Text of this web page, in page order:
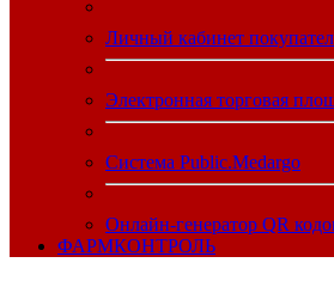
Личный кабинет
Электронная торговая
Система Public.Medargo
Онлайн-генератор QR
ФАРМКОНТРОЛЬ